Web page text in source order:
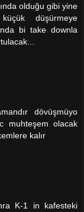
olduğu gibi yine
düşürmeye
bi take downla
dövüşmüyo
muhteşem olacak
kalır
K-1 in kafesteki